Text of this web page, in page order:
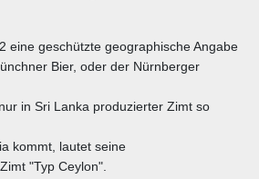
eine geschützte geographische Angabe
Bier, oder der Nürnberger
in Sri Lanka produzierter Zimt so
kommt, lautet seine
"Typ Ceylon".